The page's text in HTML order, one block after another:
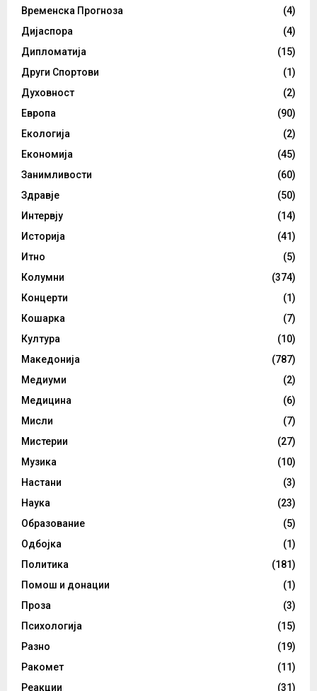
Временска Прогноза
(4)
Дијаспора
(4)
Дипломатија
(15)
Други Спортови
(1)
Духовност
(2)
Европа
(90)
Екологија
(2)
Економија
(45)
Занимливости
(60)
Здравје
(50)
Интервју
(14)
Историја
(41)
Итно
(5)
Колумни
(374)
Концерти
(1)
Кошарка
(7)
Култура
(10)
Македонија
(787)
Медиуми
(2)
Медицина
(6)
Мисли
(7)
Мистерии
(27)
Музика
(10)
Настани
(3)
Наука
(23)
Образование
(5)
Одбојка
(1)
Политика
(181)
Помош и донации
(1)
Проза
(3)
Психологија
(15)
Разно
(19)
Ракомет
(11)
Реакции
(31)